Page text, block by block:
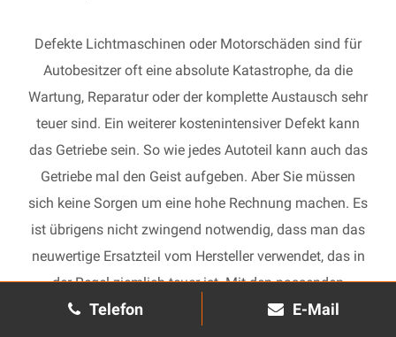
Telefon E-Mail
Defekte Lichtmaschinen oder Motorschäden sind für
Autobesitzer oft eine absolute Katastrophe, da die
Wartung, Reparatur oder der komplette Austausch sehr
teuer sind. Ein weiterer kostenintensiver Defekt kann
das Getriebe sein. So wie jedes Autoteil kann auch das
Getriebe mal den Geist aufgeben. Aber Sie müssen
sich keine Sorgen um eine hohe Rechnung machen. Es
ist übrigens nicht zwingend notwendig, dass man das
neuwertige Ersatzteil vom Hersteller verwendet, das in
der Regel ziemlich teuer ist. Mit den passenden
Ersatzteilen kann jedes gebrauchte Getriebe schnell